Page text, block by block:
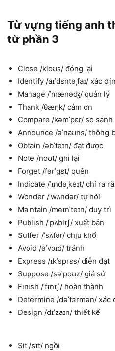
Từ vựng tiếng anh
từ phần 3
Close /kloʊs/ đóng lại
Identify /aɪˈdɛntəˌfaɪ/ xác
Manage /ˈmænəʤ/ quản lý
Thank /θæŋk/ cảm ơn
Compare /kəmˈpɛr/ so sánh
Announce /əˈnaʊns/ thông
Obtain /əbˈteɪn/ đạt được
Note /noʊt/ ghi lại
Forget /fərˈgɛt/ quên
Indicate /ˈɪndəˌkeɪt/ chỉ ra
Wonder /ˈwʌndər/ tự hỏi
Maintain /meɪnˈteɪn/ duy trì
Publish /ˈpʌblɪʃ/ xuất bản
Suffer /ˈsʌfər/ chịu khổ
Avoid /əˈvɔɪd/ tránh
Express /ɪkˈsprɛs/ diễn đạt
Suppose /səˈpoʊz/ giả sử
Finish /ˈfɪnɪʃ/ hoàn thành
Determine /dəˈtɜrmən/ xác
Design /dɪˈzaɪn/ thiết kế
Sit /sɪt/ ngồi